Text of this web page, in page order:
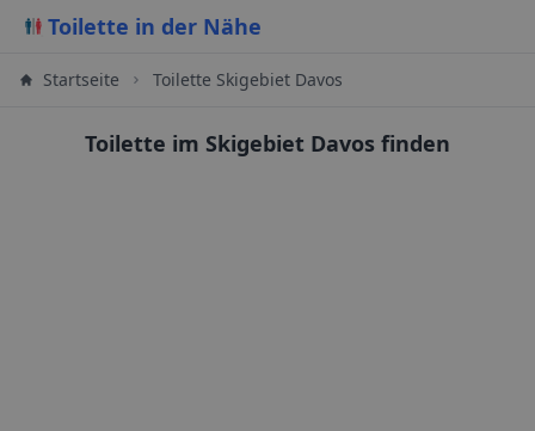
Toilette in der Nähe
Startseite Toilette Skigebiet Davos
Toilette im Skigebiet Davos finden